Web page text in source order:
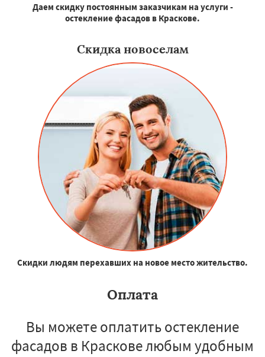
Даем скидку постоянным заказчикам на услуги -
остекление фасадов в Краскове.
Скидка новоселам
Скидки людям перехавших на новое место жительство.
Оплата
Вы можете оплатить остекление
фасадов в Краскове любым удобным